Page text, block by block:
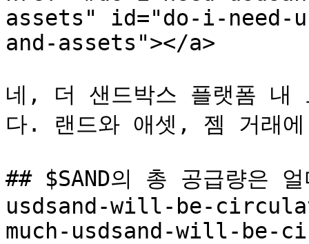
assets" id="do-i-need-
and-assets"></a>
네, 더 샌드박스 플랫폼 내
다. 랜드와 애셋, 젬 거래에
## $SAND의 총 공급량은
usdsand-will-be-
much-usdsand-will-